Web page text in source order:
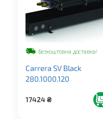
Безкоштовна доставка!
Carrera SV Black
280.1000.120
17424₴